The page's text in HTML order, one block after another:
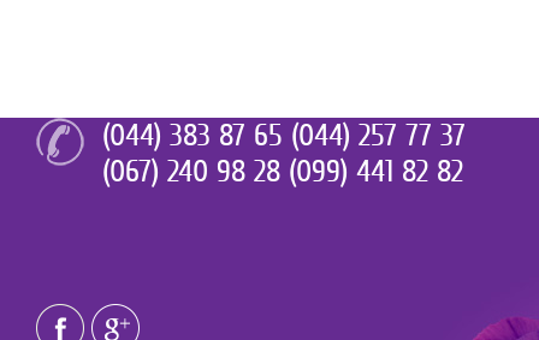
(044) 383 87 65 (044) 257 77 37
(067) 240 98 28 (099) 441 82 82